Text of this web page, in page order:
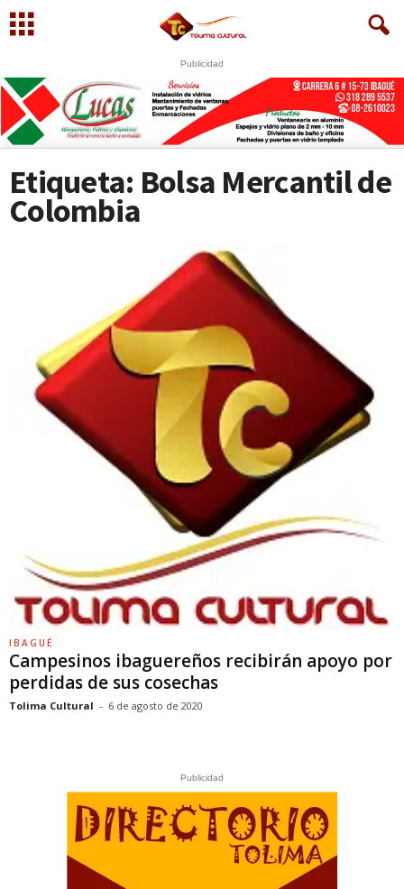
Publicidad
S
Etiqueta: Bolsa Mercantil de
Colombia
IBAGUÉ
Campesinos ibaguereños recibirán apoyo por
perdidas de sus cosechas
Tolima Cultural - 6 de agosto de 2020
Publicidad